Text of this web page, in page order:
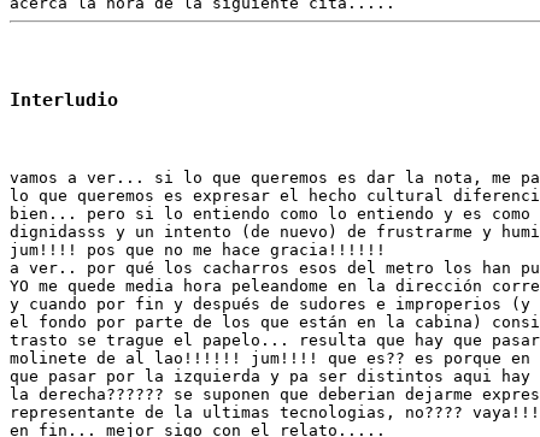
Interludio
vamos a ver... si lo que queremos es dar la nota, me
lo que queremos es expresar el hecho cultural
bien... pero si lo entiendo como lo entiendo y es
dignidasss y un intento (de nuevo) de frustrarme y
jum!!!! pos que no me hace gracia!!!!!!
a ver.. por qué los cacharros esos del metro los han
YO me quede media hora peleandome en la dirección
y cuando por fin y después de sudores e improperios
el fondo por parte de los que están en la cabina)
trasto se trague el papelo... resulta que hay que
molinete de al lao!!!!!! jum!!!! que es?? es porque en
que pasar por la izquierda y pa ser distintos aqui hay
la derecha?????? se suponen que deberian dejarme
representante de la ultimas tecnologias, no????